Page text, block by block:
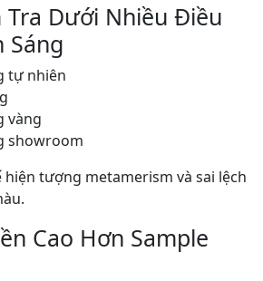
Tra Dưới Nhiều Điều
Sáng
tự nhiên
vàng
showroom
hiện tượng metamerism và sai lệch
Cao Hơn Sample